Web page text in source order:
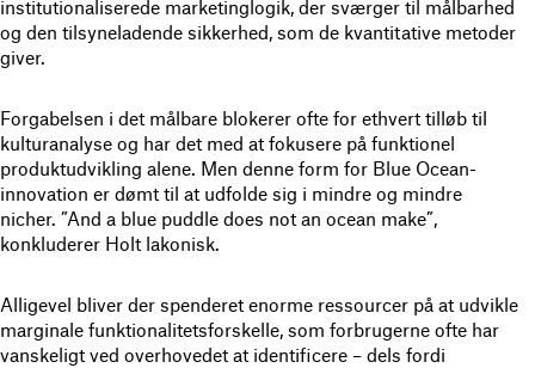
institutionaliserede marketinglogik, der sværger til målbarhed
og den tilsyneladende sikkerhed, som de kvantitative metoder
giver.
Forgabelsen i det målbare blokerer ofte for ethvert tilløb til
kulturanalyse og har det med at fokusere på funktionel
produktudvikling alene. Men denne form for Blue Ocean-
innovation er dømt til at udfolde sig i mindre og mindre
nicher. ”And a blue puddle does not an ocean make”,
konkluderer Holt lakonisk.
Alligevel bliver der spenderet enorme ressourcer på at udvikle
marginale funktionalitetsforskelle, som forbrugerne ofte har
vanskeligt ved overhovedet at identificere – dels fordi